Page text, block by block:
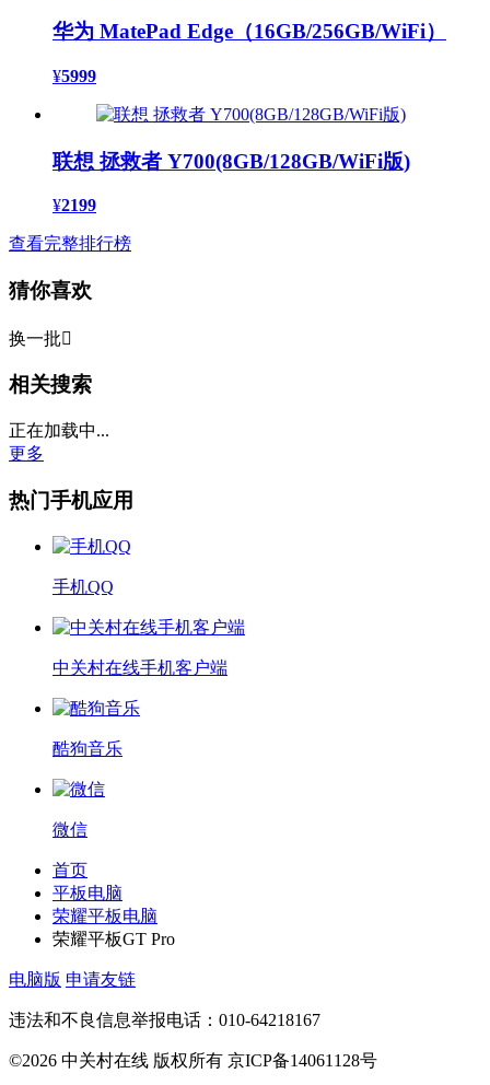
华为 MatePad Edge（16GB/256GB/WiFi）
¥5999
联想 拯救者 Y700(8GB/128GB/WiFi版)
¥2199
查看完整排行榜
猜你喜欢
换一批
相关搜索
正在加载中...
更多
热门手机应用
手机QQ
中关村在线手机客户端
酷狗音乐
微信
首页
平板电脑
荣耀平板电脑
荣耀平板GT Pro
电脑版 申请友链
违法和不良信息举报电话：010-64218167
©2026 中关村在线 版权所有 京ICP备14061128号